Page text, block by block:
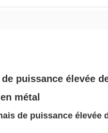
puissance élevée
métal
de puissance élevée